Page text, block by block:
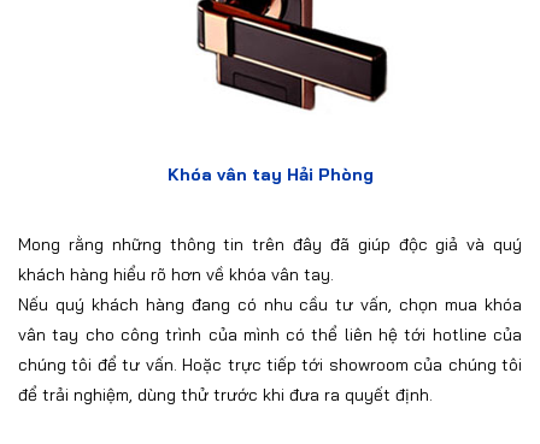
Khóa vân tay Hải Phòng
Mong rằng những thông tin trên đây đã giúp độc giả và quý
khách hàng hiểu rõ hơn về khóa vân tay.
Nếu quý khách hàng đang có nhu cầu tư vấn, chọn mua khóa
vân tay cho công trình của mình có thể liên hệ tới hotline của
chúng tôi để tư vấn. Hoặc trực tiếp tới showroom của chúng tôi
để trải nghiệm, dùng thử trước khi đưa ra quyết định.